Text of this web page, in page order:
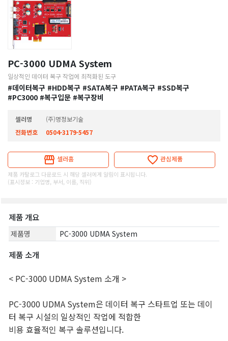
PC-3000 UDMA System
일상적인 데이터 복구 작업에 최적화된 도구
#데이터복구 #HDD복구 #SATA복구 #PATA복구 #SSD복구
#PC3000 #복구입문 #복구장비
셀러명
(주)명정보기술
전화번호
0504-3179-5457
셀러홈 관심제품
제품 카탈로그 다운로드 시 해당 셀러에게 알림이 표시됩니다.
(표시정보 : 기업명, 부서, 이름, 직위)
제품 개요
제품명 PC-3000 UDMA System
제품 소개